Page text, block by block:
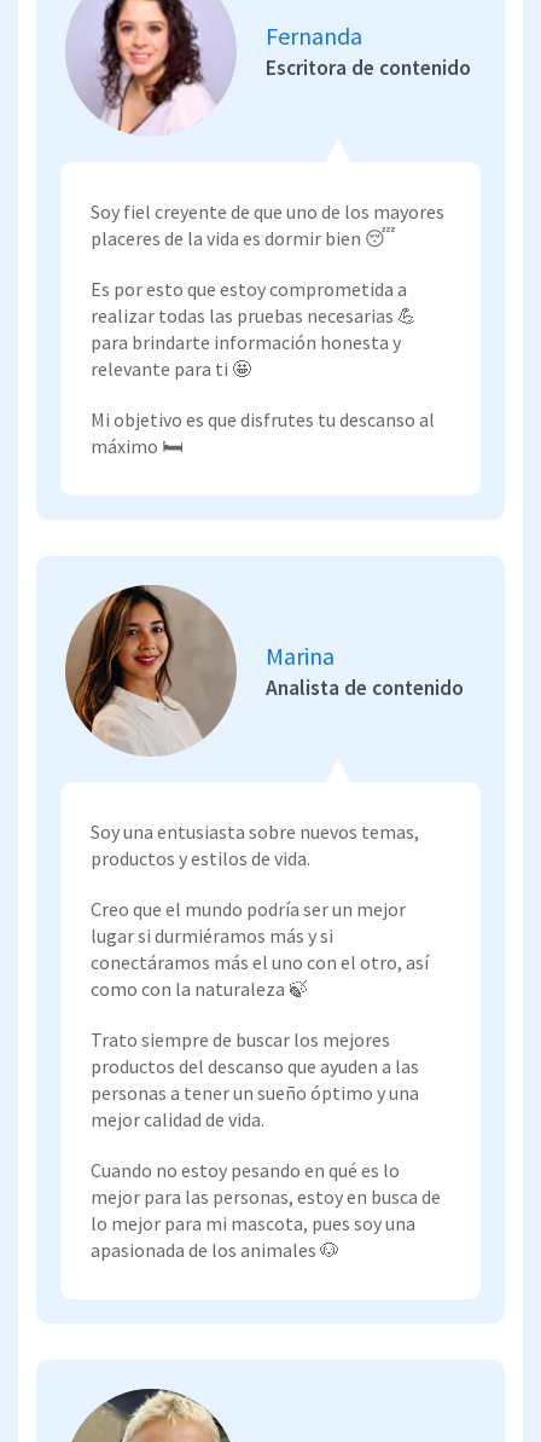
Soy fiel creyente de que uno de los mayores
placeres de la vida es dormir bien 😴
Es por esto que estoy comprometida a
realizar todas las pruebas necesarias 💪
para brindarte información honesta y
relevante para ti 🤩
Mi objetivo es que disfrutes tu descanso al
máximo 🛏️
Fernanda
Escritora de contenido
Soy una entusiasta sobre nuevos temas,
productos y estilos de vida.
Creo que el mundo podría ser un mejor
lugar si durmiéramos más y si
conectáramos más el uno con el otro, así
como con la naturaleza 🍃
Trato siempre de buscar los mejores
productos del descanso que ayuden a las
personas a tener un sueño óptimo y una
mejor calidad de vida.
Cuando no estoy pesando en qué es lo
mejor para las personas, estoy en busca de
lo mejor para mi mascota, pues soy una
apasionada de los animales 🐶
Marina
Analista de contenido